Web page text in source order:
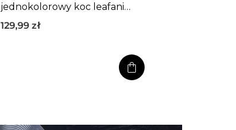
jednokolorowy koc leafani
129,99 zł